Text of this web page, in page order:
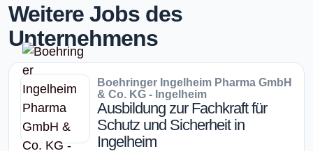
Weitere Jobs des
Unternehmens
Boehringer Ingelheim Pharma GmbH
& Co. KG - Ingelheim
Ausbildung zur Fachkraft für
Schutz und Sicherheit in
Ingelheim